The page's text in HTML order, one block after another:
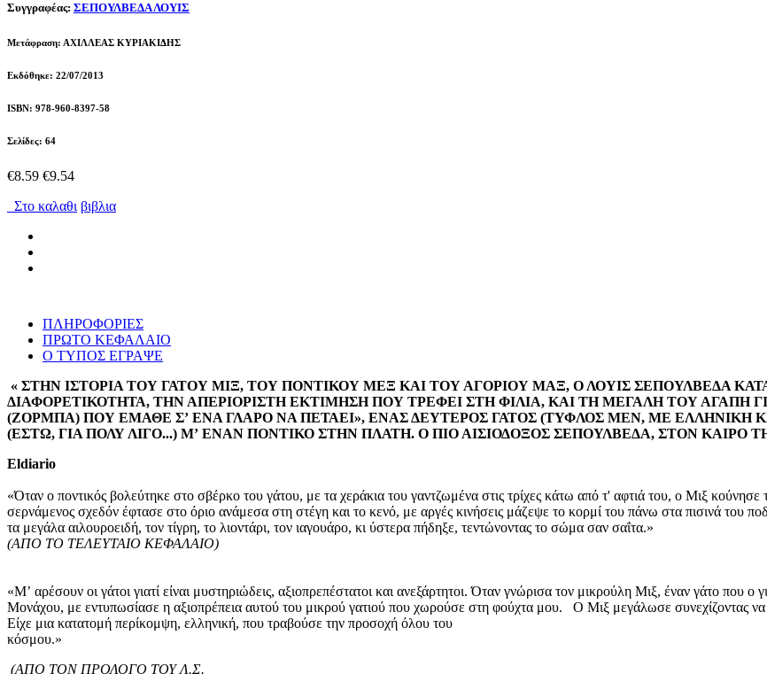
Συγγραφέας: ΣΕΠΟΥΛΒΕΔΑ ΛΟΥΙΣ
Μετάφραση: ΑΧΙΛΛΕΑΣ ΚΥΡΙΑΚΙΔΗΣ
Εκδόθηκε: 22/07/2013
ISBN: 978-960-8397-58
Σελίδες: 64
€8.59 €9.54
Στο καλαθι βιβλια
ΠΛΗΡΟΦΟΡΙΕΣ
ΠΡΩΤΟ ΚΕΦΑΛΑΙΟ
Ο ΤΥΠΟΣ ΕΓΡΑΨΕ
« ΣΤΗΝ ΙΣΤΟΡΙΑ ΤΟΥ ΓΑΤΟΥ ΜΙΞ, ΤΟΥ ΠΟΝΤΙΚΟΥ ΜΕΞ ΚΑΙ ΤΟΥ ΑΓΟΡΙΟΥ ΜΑΞ, Ο ΛΟΥΙΣ ΣΕΠΟΥΛΒΕΔΑ
ΔΙΑΦΟΡΕΤΙΚΟΤΗΤΑ, ΤΗΝ ΑΠΕΡΙΟΡΙΣΤΗ ΕΚΤΙΜΗΣΗ ΠΟΥ ΤΡΕΦΕΙ ΣΤΗ ΦΙΛΙΑ, ΚΑΙ ΤΗ ΜΕΓΑΛΗ ΤΟΥ ΑΓΑΠΗ
(ΖΟΡΜΠΑ) ΠΟΥ ΕΜΑΘΕ Σʼ ΕΝΑ ΓΛΑΡΟ ΝΑ ΠΕΤΑΕΙ», ΕΝΑΣ ΔΕΥΤΕΡΟΣ ΓΑΤΟΣ (ΤΥΦΛΟΣ ΜΕΝ, ΜΕ ΕΛΛΗΝΙΚΗ
(ΕΣΤΩ, ΓΙΑ ΠΟΛΥ ΛΙΓΟ...) Μʼ ΕΝΑΝ ΠΟΝΤΙΚΟ ΣΤΗΝ ΠΛΑΤΗ. Ο ΠΙΟ ΑΙΣΙΟΔΟΞΟΣ ΣΕΠΟΥΛΒΕΔΑ, ΣΤΟΝ ΚΑΙΡΟ
Eldiario
«Όταν ο ποντικός βολεύτηκε στο σβέρκο του γάτου, με τα χεράκια του γαντζωμένα στις τρίχες κάτω από τ' αφτιά του, ο Μιξ
σερνάμενος σχεδόν έφτασε στο όριο ανάμεσα στη στέγη και το κενό, με αργές κινήσεις μάζεψε το κορμί του πάνω στα πισινά του
τα μεγάλα αιλουροειδή, τον τίγρη, το λιοντάρι, τον ιαγουάρο, κι ύστερα πήδηξε, τεντώνοντας το σώμα σαν σαΐτα.»
(ΑΠΟ ΤΟ ΤΕΛΕΥΤΑΙΟ ΚΕΦΑΛΑΙΟ)
«Μʼ αρέσουν οι γάτοι γιατί είναι μυστηριώδεις, αξιοπρεπέστατοι και ανεξάρτητοι. Όταν γνώρισα τον μικρούλη Μιξ, έναν γάτο που
Μονάχου, με εντυπωσίασε η αξιοπρέπεια αυτού του μικρού γατιού που χωρούσε στη φούχτα μου. Ο Μιξ μεγάλωσε συνεχίζοντας
Είχε μια κατατομή περίκομψη, ελληνική, που τραβούσε την προσοχή όλου του
κόσμου.»
(ΑΠΟ ΤΟΝ ΠΡΟΛΟΓΟ ΤΟΥ Λ.Σ.